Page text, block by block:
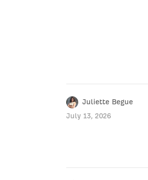
Juliette Begue
July 13, 2026